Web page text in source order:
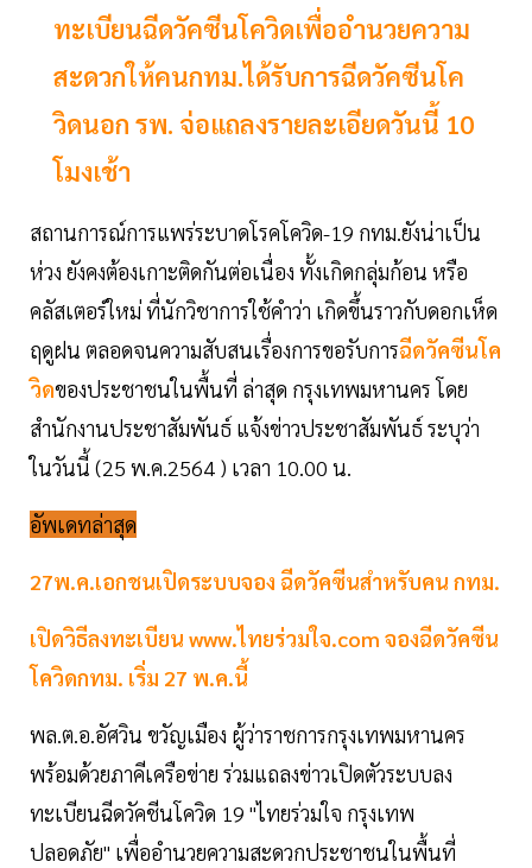
ทะเบียนฉีดวัคซีนโควิดเพื่ออำนวยความ
สะดวกให้คนกทม.ได้รับการฉีดวัคซีนโค
วิดนอก รพ. จ่อแถลงรายละเอียดวันนี้ 10
โมงเช้า
สถานการณ์การแพร่ระบาดโรคโควิด-19 กทม.ยังน่าเป็น
ห่วง ยังคงต้องเกาะติดกันต่อเนื่อง ทั้งเกิดกลุ่มก้อน หรือ
คลัสเตอร์ใหม่ ที่นักวิชาการใช้คำว่า เกิดขึ้นราวกับดอกเห็ด
ฤดูฝน ตลอดจนความสับสนเรื่องการขอรับการฉีดวัคซีนโค
วิดของประชาชนในพื้นที่ ล่าสุด กรุงเทพมหานคร โดย
สำนักงานประชาสัมพันธ์ แจ้งข่าวประชาสัมพันธ์ ระบุว่า
ในวันนี้ (25 พ.ค.2564 ) เวลา 10.00 น.
อัพเดทล่าสุด
27พ.ค.เอกชนเปิดระบบจอง ฉีดวัคซีนสำหรับคน กทม.
เปิดวิธีลงทะเบียน www.ไทยร่วมใจ.com จองฉีดวัคซีน
โควิดกทม. เริ่ม 27 พ.ค.นี้
พล.ต.อ.อัศวิน ขวัญเมือง ผู้ว่าราชการกรุงเทพมหานคร
พร้อมด้วยภาคีเครือข่าย ร่วมแถลงข่าวเปิดตัวระบบลง
ทะเบียนฉีดวัคชีนโควิด 19 "ไทยร่วมใจ กรุงเทพ
ปลอดภัย" เพื่ออำนวยความสะดวกประชาชนในพื้นที่